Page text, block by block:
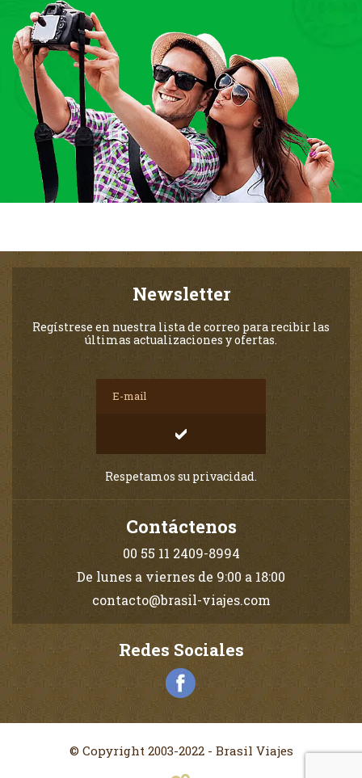
Newsletter
Regístrese en nuestra lista de correo para recibir las
últimas actualizaciones y ofertas.
Respetamos su privacidad.
Contáctenos
00 55 11 2409-8994
De lunes a viernes de 9:00 a 18:00
contacto@brasil-viajes.com
Redes Sociales
© Copyright 2003-2022 - Brasil Viajes